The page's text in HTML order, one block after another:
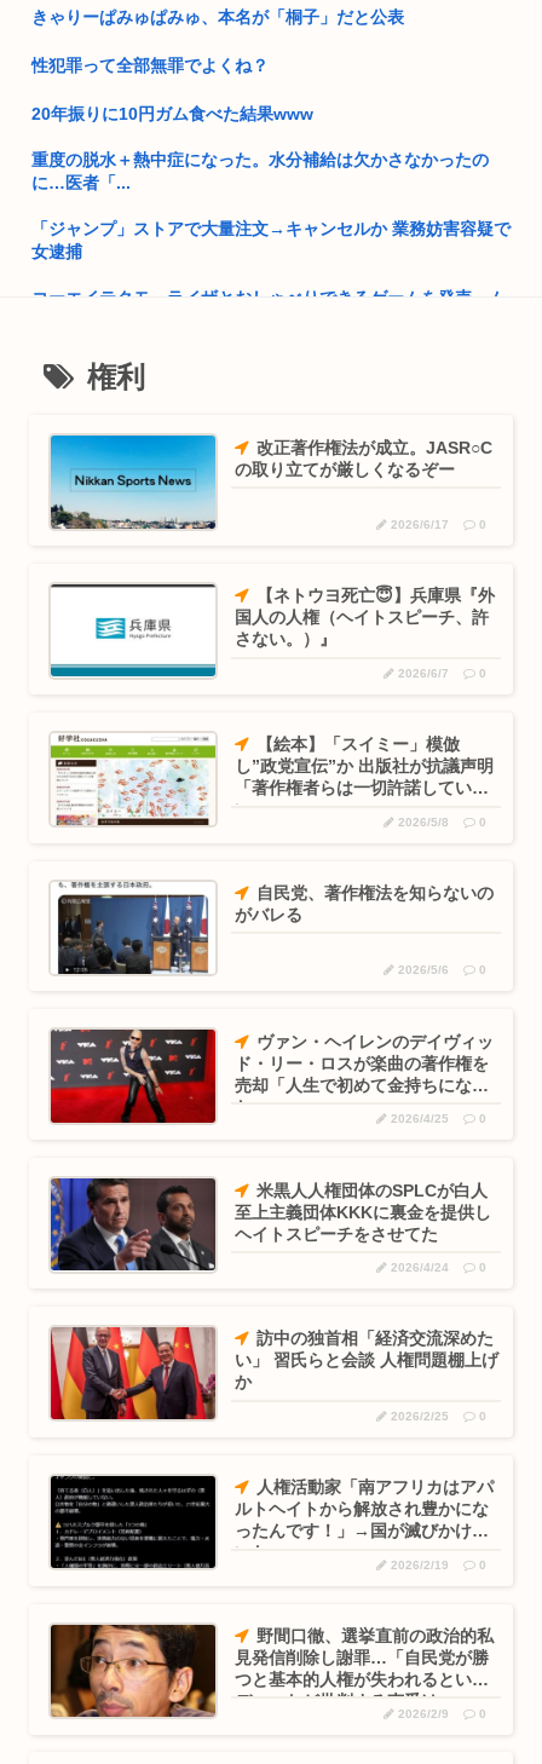
すまん、独身のケンモメンで集まって共同生活をしないか？
キャバ嬢の首吊り動画見てから涙が止まらない
安倍昭恵「なんで安倍晋三が殺されたのか今でもわからない」
中国「なぜ日本の建物はダサくて古臭いんですか？w」Weibo
で1...
クルド人問題を訴えてきた河合ゆうすけ、埼玉県知事選挙に立
候補表明...
熊本大震災震度7 （死者数38人）
触れ左遷
開成→東大法学部トップのエース官僚もサナ(神戸大)には勝て
なかっ...
ス…...
熊本地震避難所で高市早苗の態度が非常に良いと話題
きゃりーぱみゅぱみゅ、本名が「桐子」だと公表
性犯罪って全部無罪でよくね？
20年振りに10円ガム食べた結果www
重度の脱水＋熱中症になった。水分補給は欠かさなかったの
に…医者「...
「ジャンプ」ストアで大量注文→キャンセルか 業務妨害容疑で
女逮捕
コーエイテクモ、ライザとおしゃべりできるゲームを発売。ム
高市早苗さん、広島市長のスピーチで眠くなってしまう
う...
【試合結果】ヤクルト0-5中日 完封負けで7連敗…増居が6回
無失...
ショートスリーパー堀大輔、高須クリニック息子にブチギレ
【朗報】イオン、ポケカを「小・中学生限定販売」に 転売ヤ
ひろゆき氏の妻・西村ゆか氏、新党結成巡る”ブチギレ”投稿を
謝罪「...
公共の場所でこっそり金玉をかくシミュレーションゲーム
「Ball ...
B’z「重いマーシャル運んでた腰の痛みまだ覚えてるの」俺く
ん「マ...
みいちゃんと山田さん、全てが山田さんの考えた漫画の中の世
界だった...
【訃報】寿美花代さん死去 94歳 高嶋政宏・政伸兄弟の母
会社員(26)「女性が着用している下着を見たかった」女子高生
元区議団長 「共産党は義援金を被災地に持ってはいく。が、持
って行...
権利
改正著作権法が成立。JASR○C
の取り立てが厳しくなるぞー
2026/6/17 0
【ネトウヨ死亡😇】兵庫県『外
国人の人権（ヘイトスピーチ、許
さない。）』
2026/6/7 0
【絵本】「スイミー」模倣
し”政党宣伝”か 出版社が抗議声明
「著作権者らは一切許諾していな
い」
2026/5/8 0
自民党、著作権法を知らないの
がバレる
2026/5/6 0
ヴァン・ヘイレンのデイヴィッ
ド・リー・ロスが楽曲の著作権を
売却「人生で初めて金持ちになっ
た」
2026/4/25 0
米黒人人権団体のSPLCが白人
至上主義団体KKKに裏金を提供し
ヘイトスピーチをさせてた
2026/4/24 0
訪中の独首相「経済交流深めた
い」 習氏らと会談 人権問題棚上げ
か
2026/2/25 0
人権活動家「南アフリカはアパ
ルトヘイトから解放され豊かにな
ったんです！」→国が滅びかけて
いた…
2026/2/19 0
野間口徹、選挙直前の政治的私
見発信削除し謝罪…「自民党が勝
つと基本的人権が失われるという
デマ」など批判する声受け
2026/2/9 0